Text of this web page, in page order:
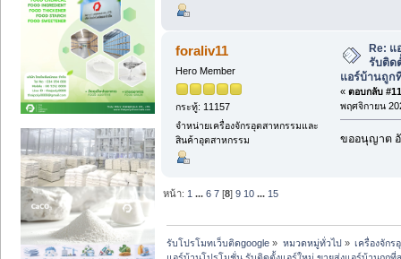
foraliv11
Hero Member
กระทู้: 11157
จำหน่ายเครื่องจักรอุตสาหกรรมและ
สินค้าอุตสาหกรรม
Re: แ
รับติด
แอร์บ้านถูก
« ตอบกลับ
พฤศจิกายน
ขออนุญาต
หน้า: 1 ...6 7 [8]9 10 ... 15
รับโปรโมทเว็บติดgoogle » หมวดหมู่ทั่วไป» เครื่องจัก